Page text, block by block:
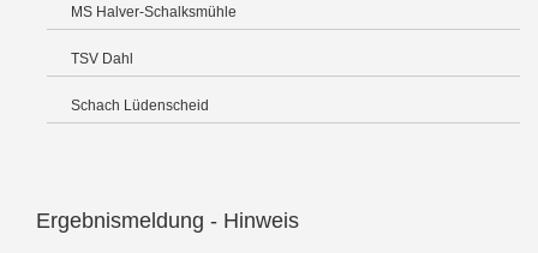
MS Halver-Schalksmühle
TSV Dahl
Schach Lüdenscheid
Ergebnismeldung - Hinweis